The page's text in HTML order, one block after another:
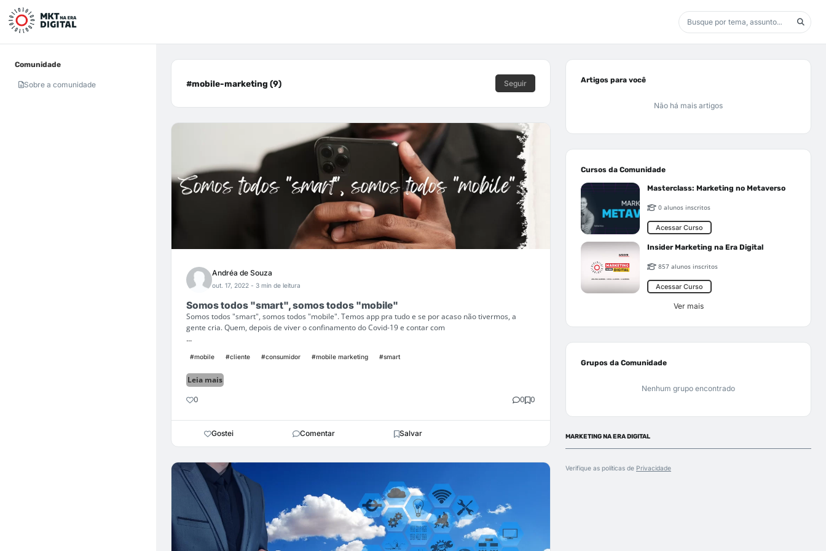
Comunidade
Sobre a comunidade #mobile-marketing (9) Seguir
Andréa de Souza
out. 17, 2022 - 3 min de leitura
Somos todos "smart", somos todos "mobile"
Somos todos "smart", somos todos "mobile". Temos app pra tudo e se por acaso não tivermos, a
gente cria. Quem, depois de viver o confinamento do Covid-19 e contar com
...
#mobile #cliente #consumidor #mobile marketing #smart
Leia mais
0 0 0
Gostei Comentar Salvar
Artigos para você
Não há mais artigos
Cursos da Comunidade
Masterclass: Marketing no Metaverso
0 alunos inscritos
Acessar Curso
Insider Marketing na Era Digital
857 alunos inscritos
Acessar Curso
Ver mais
Grupos da Comunidade
Nenhum grupo encontrado
MARKETING NA ERA DIGITAL
Verifique as políticas de Privacidade